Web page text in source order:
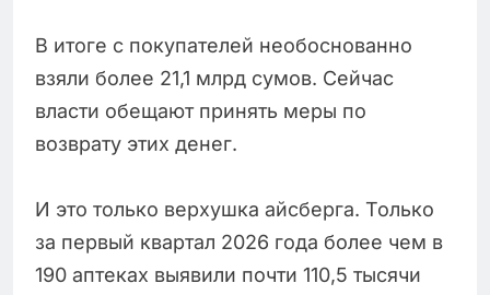
В итоге с покупателей необоснованно
взяли более 21,1 млрд сумов. Сейчас
власти обещают принять меры по
возврату этих денег.
И это только верхушка айсберга. Только
за первый квартал 2026 года более чем в
190 аптеках выявили почти 110,5 тысячи